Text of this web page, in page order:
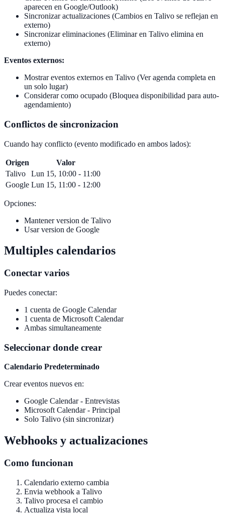
aparecen en Google/Outlook)
Sincronizar actualizaciones (Cambios en Talivo se reflejan en
externo)
Sincronizar eliminaciones (Eliminar en Talivo elimina en
externo)
Eventos externos:
Mostrar eventos externos en Talivo (Ver agenda completa en
un solo lugar)
Considerar como ocupado (Bloquea disponibilidad para auto-
agendamiento)
Conflictos de sincronizacion
Cuando hay conflicto (evento modificado en ambos lados):
Origen
Valor
Talivo
Lun 15, 10:00 - 11:00
Google Lun 15, 11:00 - 12:00
Opciones:
Mantener version de Talivo
Usar version de Google
Multiples calendarios
Conectar varios
Puedes conectar:
1 cuenta de Google Calendar
1 cuenta de Microsoft Calendar
Ambas simultaneamente
Seleccionar donde crear
Calendario Predeterminado
Crear eventos nuevos en:
Google Calendar - Entrevistas
Microsoft Calendar - Principal
Solo Talivo (sin sincronizar)
Webhooks y actualizaciones
Como funcionan
Calendario externo cambia
Envia webhook a Talivo
Talivo procesa el cambio
Actualiza vista local